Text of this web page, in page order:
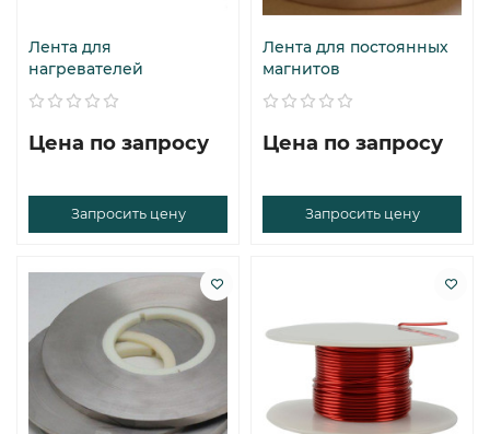
Лента для
нагревателей
Цена по запросу
Запросить цену
Лента для постоянных
магнитов
Цена по запросу
Запросить цену